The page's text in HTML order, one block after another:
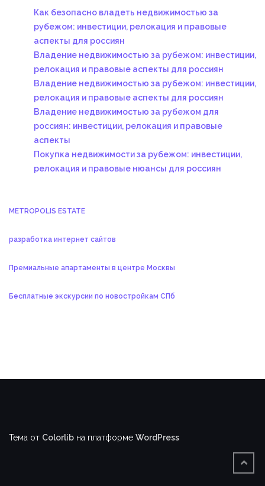
Как безопасно владеть недвижимостью за
рубежом: инвестиции, релокация и правовые
аспекты для россиян
Владение недвижимостью за рубежом: инвестиции,
релокация и правовые аспекты для россиян
Владение недвижимостью за рубежом: инвестиции,
релокация и правовые аспекты для россиян
Владение недвижимостью за рубежом для
россиян: инвестиции, релокация и правовые
аспекты
Покупка недвижимости за рубежом: инвестиции,
релокация и правовые нюансы для россиян
METROPOLIS ESTATE
разработка интернет сайтов
Премиальные апартаменты в центре Москвы
Бесплатные экскурсии по новостройкам СПб
Тема от Colorlib на платформе WordPress